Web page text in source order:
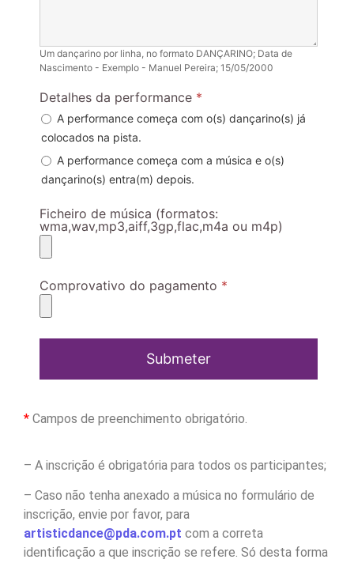
Um dançarino por linha, no formato DANÇARINO; Data de
Nascimento - Exemplo - Manuel Pereira; 15/05/2000
Detalhes da performance *
A performance começa com o(s) dançarino(s) já
colocados na pista.
A performance começa com a música e o(s)
dançarino(s) entra(m) depois.
Ficheiro de música (formatos:
wma,wav,mp3,aiff,3gp,flac,m4a ou m4p)
Comprovativo do pagamento *
Submeter
* Campos de preenchimento obrigatório.
– A inscrição é obrigatória para todos os participantes;
– Caso não tenha anexado a música no formulário de
inscrição, envie por favor, para
artisticdance@pda.com.pt com a correta
identificação a que inscrição se refere. Só desta forma